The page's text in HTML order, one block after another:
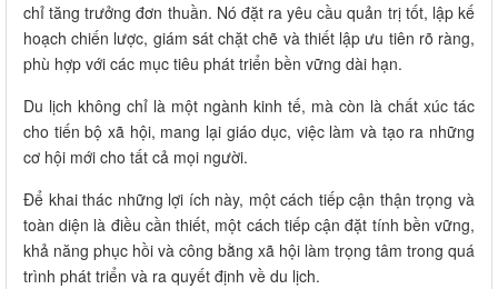
chỉ tăng trưởng đơn thuần. Nó đặt ra yêu cầu quản trị tốt, lập kế
hoạch chiến lược, giám sát chặt chẽ và thiết lập ưu tiên rõ ràng,
phù hợp với các mục tiêu phát triển bền vững dài hạn.
Du lịch không chỉ là một ngành kinh tế, mà còn là chất xúc tác
cho tiến bộ xã hội, mang lại giáo dục, việc làm và tạo ra những
cơ hội mới cho tất cả mọi người.
Để khai thác những lợi ích này, một cách tiếp cận thận trọng và
toàn diện là điều cần thiết, một cách tiếp cận đặt tính bền vững,
khả năng phục hồi và công bằng xã hội làm trọng tâm trong quá
trình phát triển và ra quyết định về du lịch.